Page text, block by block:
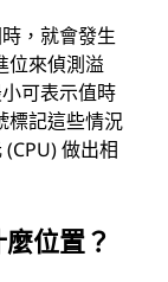
，就會發生
位來偵測溢
可表示值時
標記這些情況
做出相
位置？